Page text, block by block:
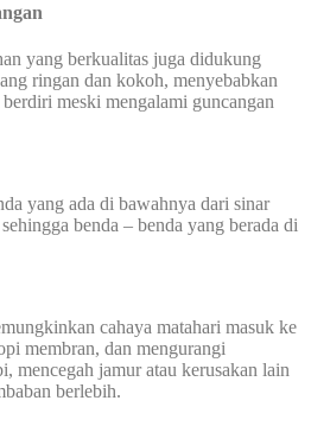
yang berkualitas juga didukung
ringan dan kokoh, menyebabkan
meski mengalami guncangan
yang ada di bawahnya dari sinar
benda – benda yang berada di
cahaya matahari masuk ke
membran, dan mengurangi
mencegah jamur atau kerusakan lain
berlebih.